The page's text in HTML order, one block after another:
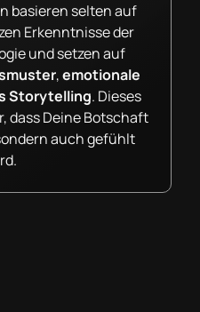
basieren selten auf
Erkenntnisse der
und setzen auf
,emotionale
Storytelling. Dieses
dass Deine Botschaft
auch gefühlt